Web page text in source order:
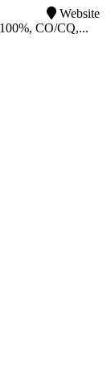
Website
CO/CQ,...